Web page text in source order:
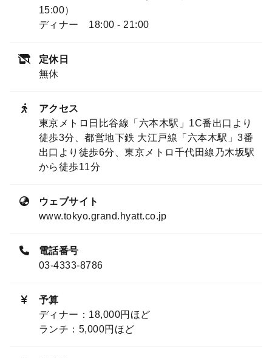
15:00）
ディナー 18:00 - 21:00
定休日
無休
アクセス
東京メトロ日比谷線「六本木駅」1C番出口より
徒歩3分、都営地下鉄 大江戸線「六本木駅」3番
出口より徒歩6分、東京メトロ千代田線乃木坂駅
から徒歩11分
ウェブサイト
www.tokyo.grand.hyatt.co.jp
電話番号
03-4333-8786
予算
ディナー：18,000円ほど
ランチ：5,000円ほど